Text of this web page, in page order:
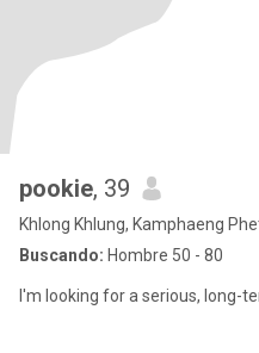
pookie, 39
Khlong Khlung, Kamphaeng
Buscando: Hombre 50 - 80
I'm looking for a serious, long-